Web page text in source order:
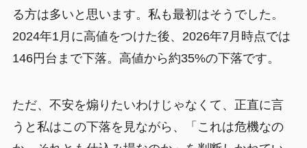
る方は多いと思います。私も最初はそうでした。
2024年1月に高値をつけた後、2026年7月時点では
146円台まで下落。高値から約35%の下落です。
ただ、不安を煽りたいわけじゃなくて、正直に言
うと私はこの下落を見ながら、「これは危機なの